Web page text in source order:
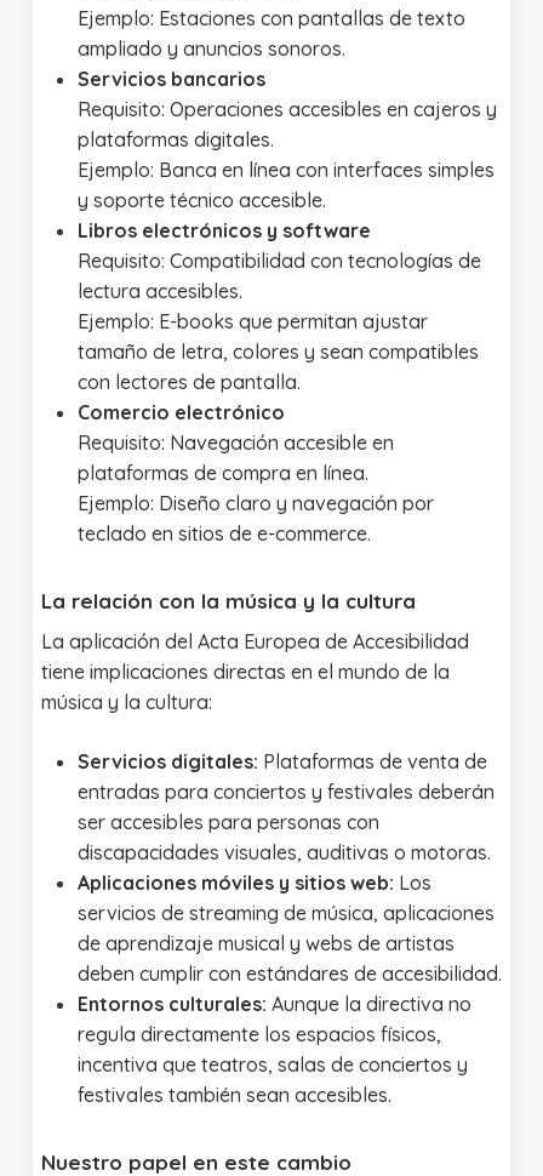
Ejemplo: Estaciones con pantallas de texto
ampliado y anuncios sonoros.
Servicios bancarios
Requisito: Operaciones accesibles en cajeros y
plataformas digitales.
Ejemplo: Banca en línea con interfaces simples
y soporte técnico accesible.
Libros electrónicos y software
Requisito: Compatibilidad con tecnologías de
lectura accesibles.
Ejemplo: E-books que permitan ajustar
tamaño de letra, colores y sean compatibles
con lectores de pantalla.
Comercio electrónico
Requisito: Navegación accesible en
plataformas de compra en línea.
Ejemplo: Diseño claro y navegación por
teclado en sitios de e-commerce.
La relación con la música y la cultura
La aplicación del Acta Europea de Accesibilidad
tiene implicaciones directas en el mundo de la
música y la cultura:
Servicios digitales: Plataformas de venta de
entradas para conciertos y festivales deberán
ser accesibles para personas con
discapacidades visuales, auditivas o motoras.
Aplicaciones móviles y sitios web: Los
servicios de streaming de música, aplicaciones
de aprendizaje musical y webs de artistas
deben cumplir con estándares de accesibilidad.
Entornos culturales: Aunque la directiva no
regula directamente los espacios físicos,
incentiva que teatros, salas de conciertos y
festivales también sean accesibles.
Nuestro papel en este cambio